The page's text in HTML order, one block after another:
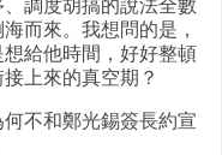
調度胡搞的說法全數
而來。我想問的是，
給他時間，好好整頓
上來的真空期？
不和鄭光錫簽長約宣